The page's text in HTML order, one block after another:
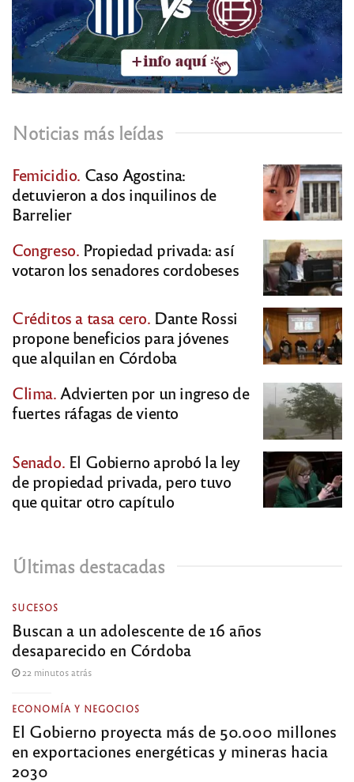
Noticias más leídas
Femicidio. Caso Agostina:
detuvieron a dos inquilinos de
Barrelier
Congreso. Propiedad privada: así
votaron los senadores cordobeses
Créditos a tasa cero. Dante Rossi
propone beneficios para jóvenes
que alquilan en Córdoba
Clima. Advierten por un ingreso de
fuertes ráfagas de viento
Senado. El Gobierno aprobó la ley
de propiedad privada, pero tuvo
que quitar otro capítulo
Últimas destacadas
SUCESOS
Buscan a un adolescente de 16 años
desaparecido en Córdoba
22 minutos atrás
ECONOMÍA Y NEGOCIOS
El Gobierno proyecta más de 50.000 millones
en exportaciones energéticas y mineras hacia
2030